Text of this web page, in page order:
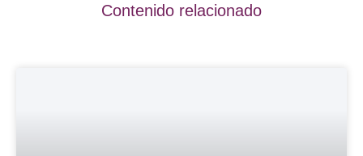
Contenido relacionado